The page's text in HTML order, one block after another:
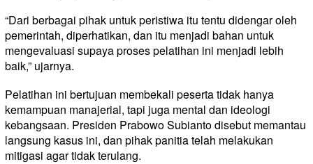
“Dari berbagai pihak untuk peristiwa itu tentu didengar oleh
pemerintah, diperhatikan, dan itu menjadi bahan untuk
mengevaluasi supaya proses pelatihan ini menjadi lebih
baik,” ujarnya.
Pelatihan ini bertujuan membekali peserta tidak hanya
kemampuan manajerial, tapi juga mental dan ideologi
kebangsaan. Presiden Prabowo Subianto disebut memantau
langsung kasus ini, dan pihak panitia telah melakukan
mitigasi agar tidak terulang.